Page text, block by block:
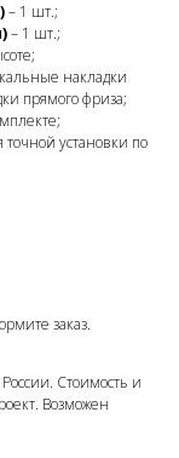
– 1 шт.;
– 1 шт.;
накладки
прямого фриза;
точной установки по
заказ.
Стоимость и
Возможен